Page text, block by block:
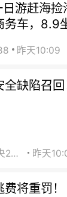
游赶海捡
务车，8.9
昨天10:09
缺陷召回
长乐未央2015 昨天
将重罚！